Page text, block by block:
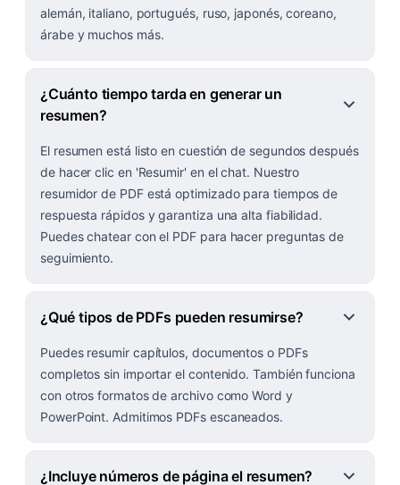
alemán, italiano, portugués, ruso, japonés, coreano,
árabe y muchos más.
¿Cuánto tiempo tarda en generar un
resumen?
El resumen está listo en cuestión de segundos después
de hacer clic en 'Resumir' en el chat. Nuestro
resumidor de PDF está optimizado para tiempos de
respuesta rápidos y garantiza una alta fiabilidad.
Puedes chatear con el PDF para hacer preguntas de
seguimiento.
¿Qué tipos de PDFs pueden resumirse?
Puedes resumir capítulos, documentos o PDFs
completos sin importar el contenido. También funciona
con otros formatos de archivo como Word y
PowerPoint. Admitimos PDFs escaneados.
¿Incluye números de página el resumen?